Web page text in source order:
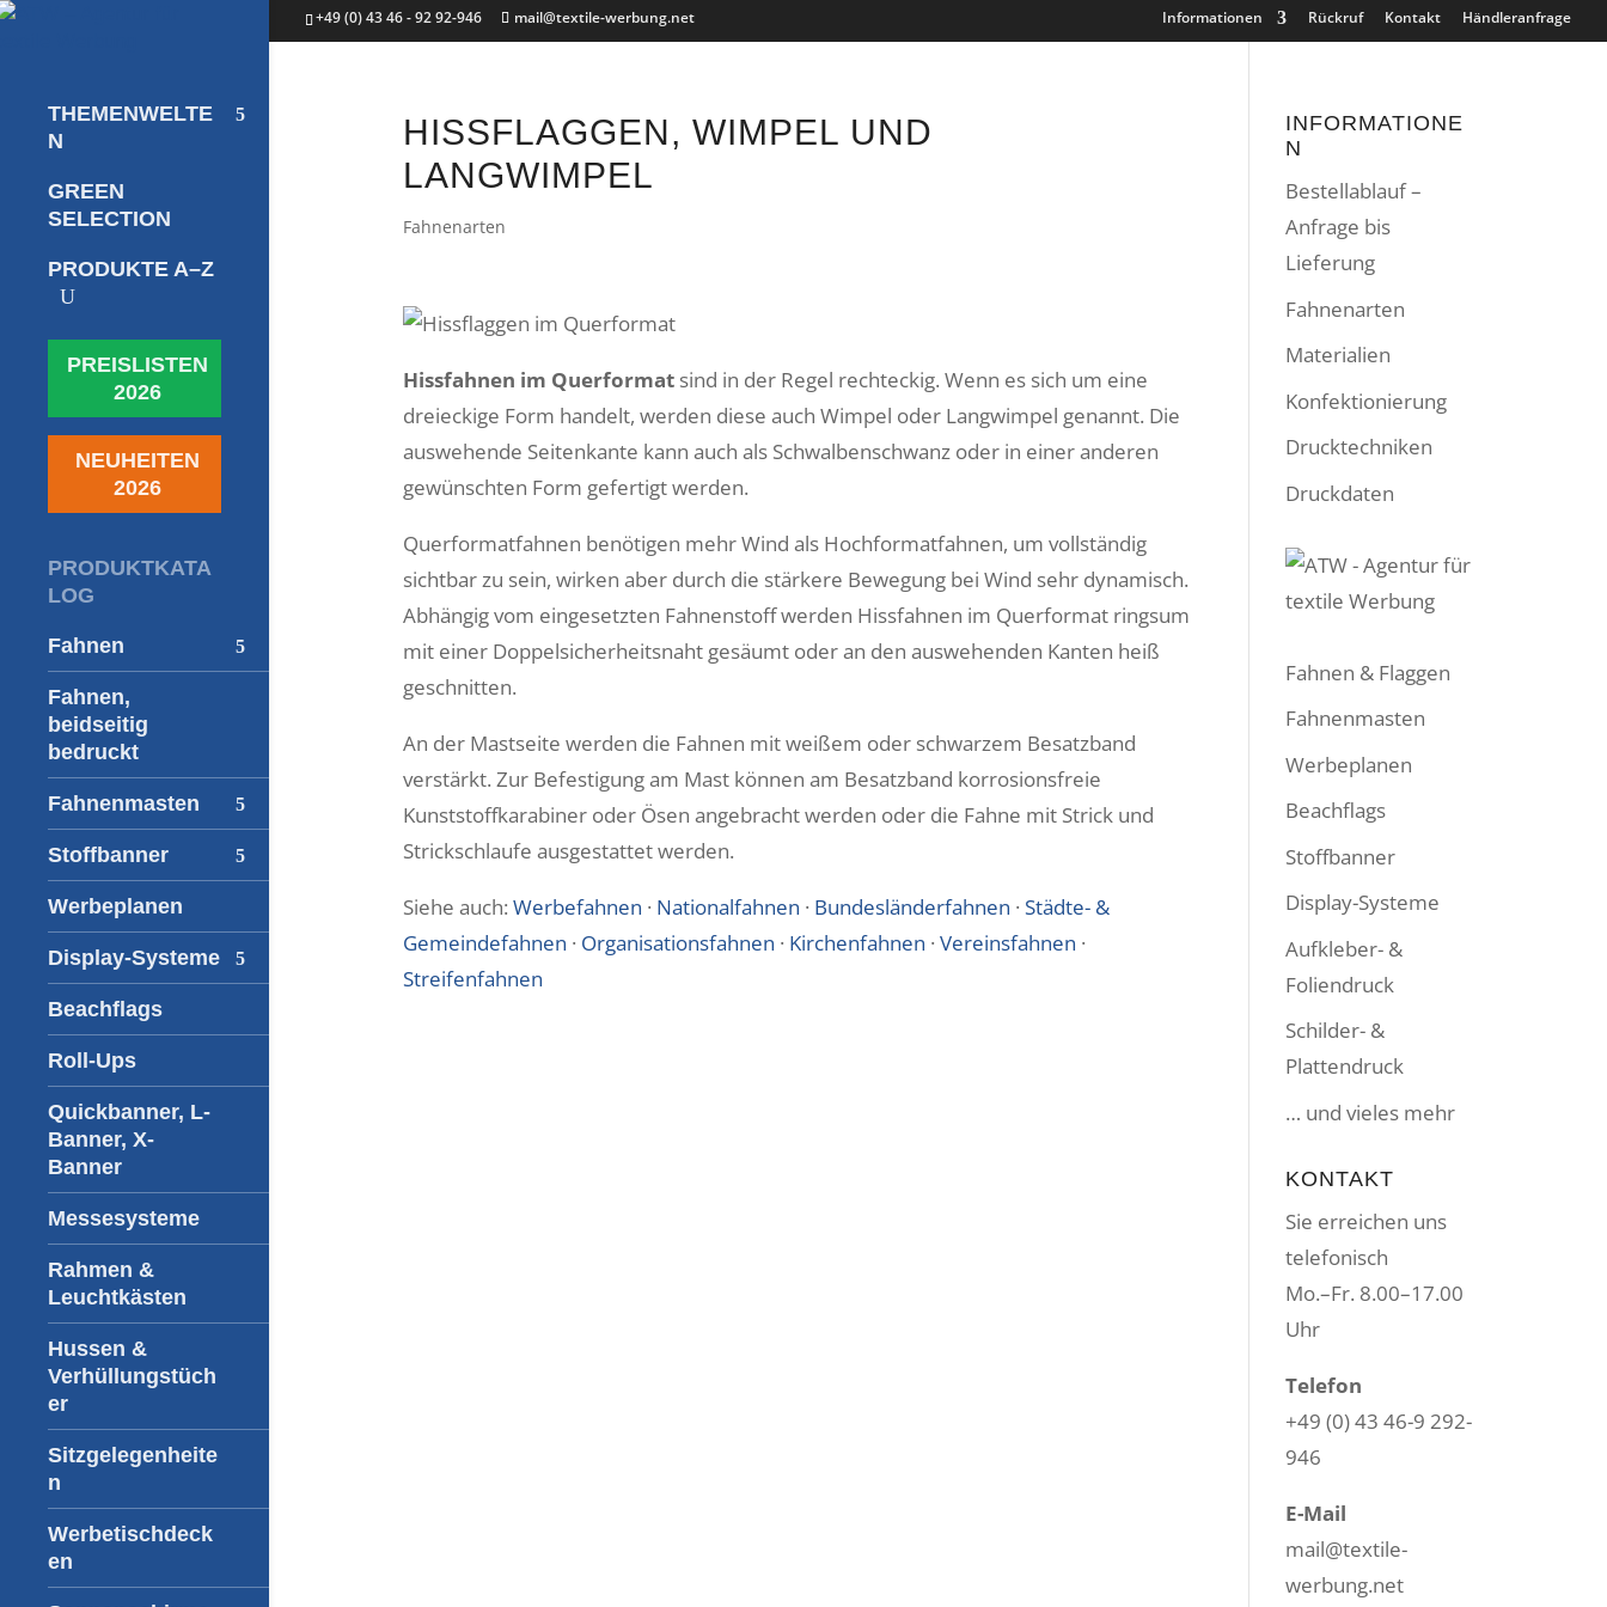
+49 (0) 43 46 - 92 92-946 mail@textile-werbung.net Informationen Rückruf Kontakt Händleranfrage
THEMENWELTE
N
GREEN
SELECTION
PRODUKTE A–Z
U
PREISLISTEN
2026
NEUHEITEN
2026
PRODUKTKATA
LOG
Fahnen
Fahnen,
beidseitig
bedruckt
Fahnenmasten
Stoffbanner
Werbeplanen
Display-Systeme
Beachflags
Roll-Ups
Quickbanner, L-
Banner, X-
Banner
Messesysteme
Rahmen &
Leuchtkästen
Hussen &
Verhüllungstüch
er
Sitzgelegenheite
n
Werbetischdeck
en
HISSFLAGGEN, WIMPEL UND
LANGWIMPEL
Fahnenarten
Hissfahnen im Querformatsind in der Regel rechteckig. Wenn es sich um eine
dreieckige Form handelt, werden diese auch Wimpel oder Langwimpel genannt. Die
auswehende Seitenkante kann auch als Schwalbenschwanz oder in einer anderen
gewünschten Form gefertigt werden.
Querformatfahnen benötigen mehr Wind als Hochformatfahnen, um vollständig
sichtbar zu sein, wirken aber durch die stärkere Bewegung bei Wind sehr dynamisch.
Abhängig vom eingesetzten Fahnenstoff werden Hissfahnen im Querformat ringsum
mit einer Doppelsicherheitsnaht gesäumt oder an den auswehenden Kanten heiß
geschnitten.
An der Mastseite werden die Fahnen mit weißem oder schwarzem Besatzband
verstärkt. Zur Befestigung am Mast können am Besatzband korrosionsfreie
Kunststoffkarabiner oder Ösen angebracht werden oder die Fahne mit Strick und
Strickschlaufe ausgestattet werden.
Siehe auch: Werbefahnen · Nationalfahnen · Bundesländerfahnen · Städte- &
Gemeindefahnen · Organisationsfahnen · Kirchenfahnen · Vereinsfahnen ·
Streifenfahnen
INFORMATIONE
N
Bestellablauf –
Anfrage bis
Lieferung
Fahnenarten
Materialien
Konfektionierung
Drucktechniken
Druckdaten
Fahnen & Flaggen
Fahnenmasten
Werbeplanen
Beachflags
Stoffbanner
Display-Systeme
Aufkleber- &
Foliendruck
Schilder- &
Plattendruck
… und vieles mehr
KONTAKT
Sie erreichen uns
telefonisch
Mo.–Fr. 8.00–17.00
Uhr
Telefon
+49 (0) 43 46-9 292-
946
E-Mail
mail@textile-
werbung.net